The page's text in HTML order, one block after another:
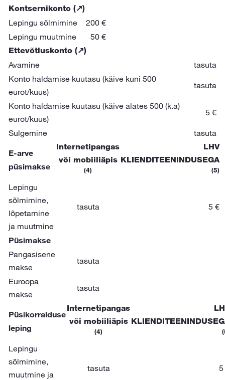
Kontsernikonto (↗)
Lepingu sõlmimine
200 €
Lepingu muutmine
50 €
Ettevõtluskonto (↗)
Avamine
tasuta
Konto haldamise kuutasu (käive kuni 500
eurot/kuus)
tasuta
Konto haldamise kuutasu (käive alates 500 (k.a)
eurot/kuus)
5 €
Sulgemine
tasuta
E-arve
püsimakse
Internetipangas
või mobiiliäpis
(4)
LHV
KLIENDITEENINDUSEGA
(5)
Lepingu
sõlmimine,
lõpetamine
ja muutmine
tasuta 5 €
Püsimakse
Pangasisene
makse
tasuta
Euroopa
makse
tasuta
Püsikorralduse
leping
Internetipangas
või mobiiliäpis
(4)
Lepingu
sõlmimine,
muutmine ja
tasuta